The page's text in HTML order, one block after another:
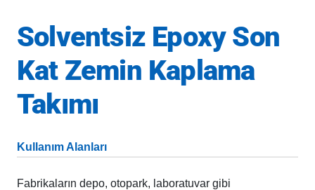
Solventsiz Epoxy Son
Kat Zemin Kaplama
Takımı
Kullanım Alanları
Fabrikaların depo, otopark, laboratuvar gibi